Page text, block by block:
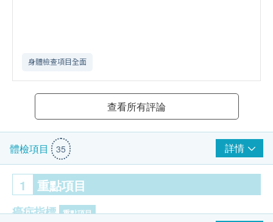
身體檢查項目全面
查看所有評論
體檢項目 35 詳情
1 重點項目
癌症指標 重點項目